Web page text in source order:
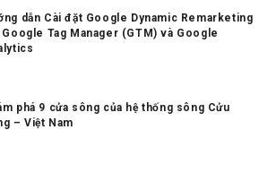
dẫn Cài đặt Google Dynamic Remarketing
Tag Manager (GTM) và Google
phá 9 cửa sông của hệ thống sông Cửu
– Việt Nam